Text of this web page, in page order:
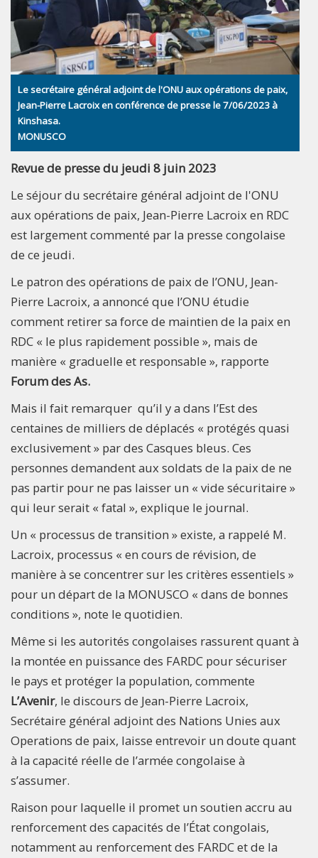
Le secrétaire général adjoint de l'ONU aux opérations de paix,
Jean-Pierre Lacroix en conférence de presse le 7/06/2023 à
Kinshasa.
MONUSCO
Revue de presse du jeudi 8 juin 2023
Le séjour du secrétaire général adjoint de l'ONU
aux opérations de paix, Jean-Pierre Lacroix en RDC
est largement commenté par la presse congolaise
de ce jeudi.
Le patron des opérations de paix de l’ONU, Jean-
Pierre Lacroix, a annoncé que l’ONU étudie
comment retirer sa force de maintien de la paix en
RDC « le plus rapidement possible », mais de
manière « graduelle et responsable », rapporte
Forum des As.
Mais il fait remarquer qu’il y a dans l’Est des
centaines de milliers de déplacés « protégés quasi
exclusivement » par des Casques bleus. Ces
personnes demandent aux soldats de la paix de ne
pas partir pour ne pas laisser un « vide sécuritaire »
qui leur serait « fatal », explique le journal.
Un « processus de transition » existe, a rappelé M.
Lacroix, processus « en cours de révision, de
manière à se concentrer sur les critères essentiels »
pour un départ de la MONUSCO « dans de bonnes
conditions », note le quotidien.
Même si les autorités congolaises rassurent quant à
la montée en puissance des FARDC pour sécuriser
le pays et protéger la population, commente
L’Avenir, le discours de Jean-Pierre Lacroix,
Secrétaire général adjoint des Nations Unies aux
Operations de paix, laisse entrevoir un doute quant
à la capacité réelle de l’armée congolaise à
s’assumer.
Raison pour laquelle il promet un soutien accru au
renforcement des capacités de l’État congolais,
notamment au renforcement des FARDC et de la